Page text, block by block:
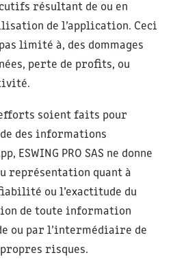
résultant de ou en
de l’application. Ceci
limité à, des dommages
perte de profits, ou
soient faits pour
des informations
ESWING PRO SAS ne donne
représentation quant à
ou l’exactitude du
de toute information
ou par l’intermédiaire de
propres risques.